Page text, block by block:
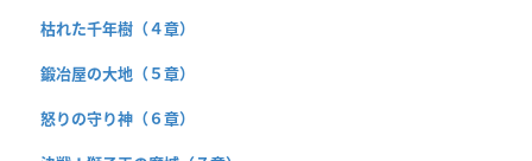
枯れた千年樹（４章）
鍛冶屋の大地（５章）
怒りの守り神（６章）